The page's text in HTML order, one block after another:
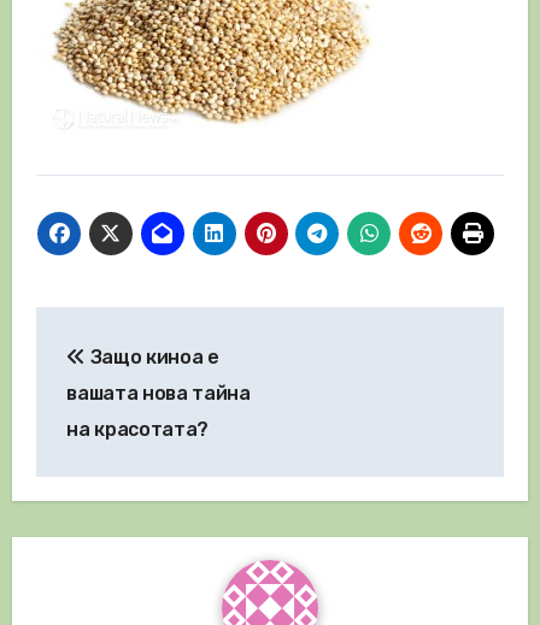
Защо киноа е
вашата нова тайна
на красотата?